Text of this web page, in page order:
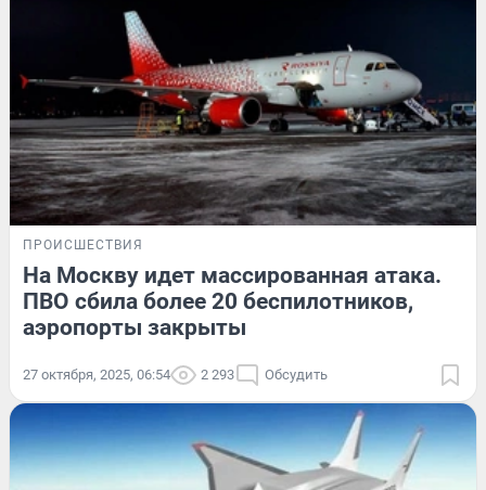
ПРОИСШЕСТВИЯ
На Москву идет массированная атака.
ПВО сбила более 20 беспилотников,
аэропорты закрыты
27 октября, 2025, 06:54 2 293 Обсудить